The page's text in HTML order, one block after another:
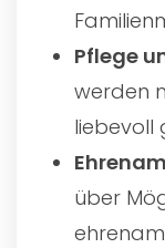
Pflege
werden
liebevoll
über